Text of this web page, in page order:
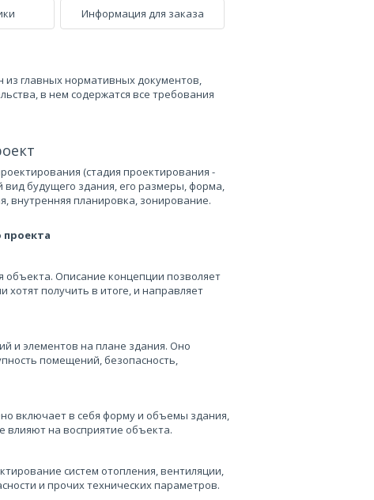
Информация для заказа
из главных нормативных документов,
в нем содержатся все требования
(стадия проектирования -
вид будущего здания, его размеры, форма,
планировка, зонирование.
проекта
объекта. Описание концепции позволяет
получить в итоге, и направляет
и элементов на плане здания. Оно
помещений, безопасность,
включает в себя форму и объемы здания,
влияют на восприятие объекта.
систем отопления, вентиляции,
и прочих технических параметров.